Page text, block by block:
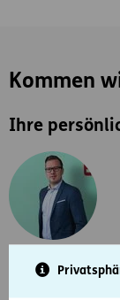
Kommen
Ihre
Akad.Vers.-Kfm